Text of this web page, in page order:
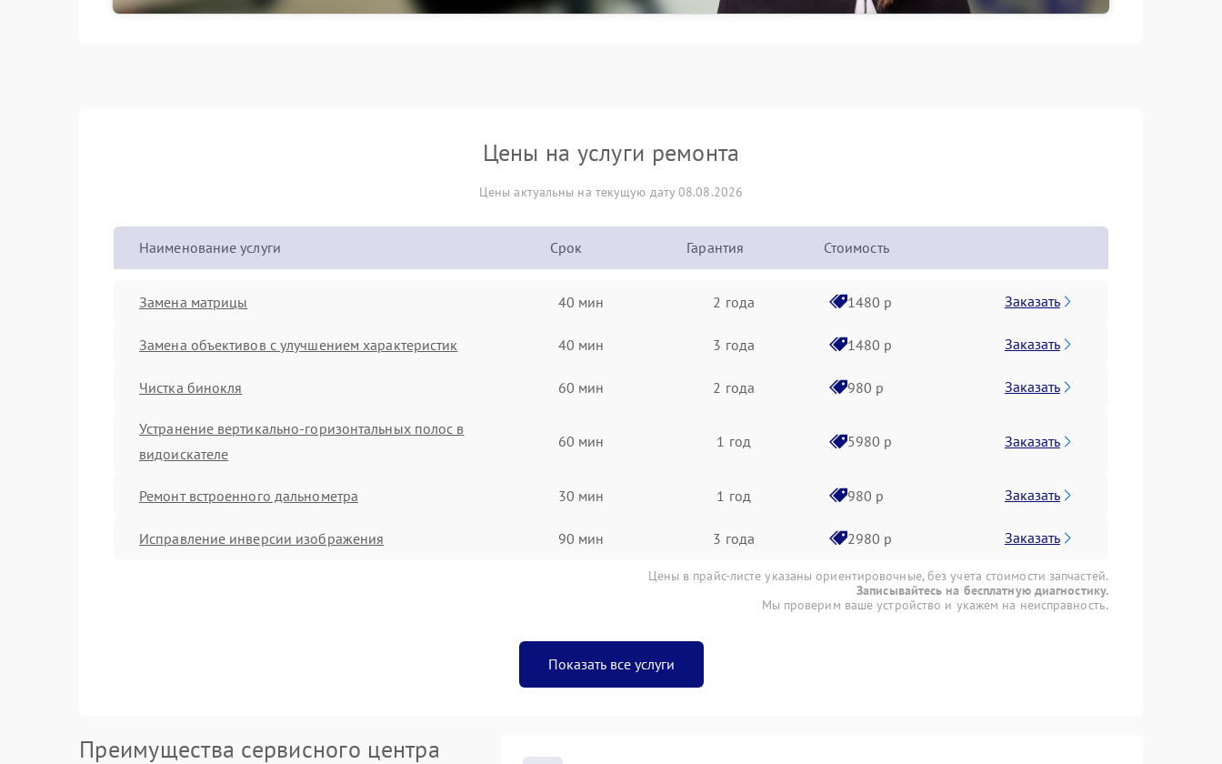
Цены на услуги ремонта
Цены актуальны на текущую дату 08.08.2026
Наименование услуги Срок Гарантия Стоимость
Замена матрицы 40 мин 2 года 1480 р Заказать
Замена объективов с улучшением характеристик 40 мин 3 года 1480 р Заказать
Чистка бинокля 60 мин 2 года 980 р Заказать
Устранение вертикально-горизонтальных полос в
видоискателе
60 мин 1 год 5980 р Заказать
Ремонт встроенного дальнометра 30 мин 1 год 980 р Заказать
Исправление инверсии изображения 90 мин 3 года 2980 р Заказать
Цены в прайс-листе указаны ориентировочные, без учета стоимости запчастей.
Записывайтесь на бесплатную диагностику.
Мы проверим ваше устройство и укажем на неисправность.
Показать все услуги
Преимущества сервисного центра